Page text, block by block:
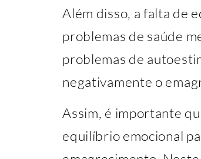
Além disso, a falta de
problemas de saúde
problemas de
negativamente o
Assim, é importante
equilíbrio emocional